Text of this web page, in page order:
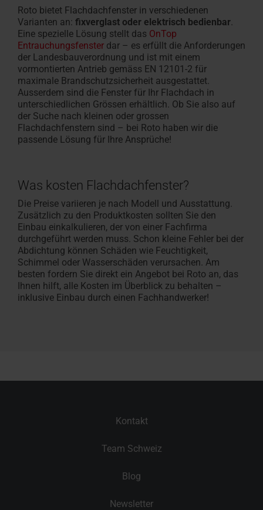
Roto bietet Flachdachfenster in verschiedenen
Varianten an: fixverglast oder elektrisch bedienbar.
Eine spezielle Lösung stellt das OnTop
Entrauchungsfenster dar – es erfüllt die Anforderungen
der Landesbauverordnung und ist mit einem
vormontierten Antrieb gemäss EN 12101-2 für
maximale Brandschutzsicherheit ausgestattet.
Ausserdem sind die Fenster für Ihr Flachdach in
unterschiedlichen Grössen erhältlich. Ob Sie also auf
der Suche nach kleinen oder grossen
Flachdachfenstern sind – bei Roto haben wir die
passende Lösung für Ihre Ansprüche!
Was kosten Flachdachfenster?
Die Preise variieren je nach Modell und Ausstattung.
Zusätzlich zu den Produktkosten sollten Sie den
Einbau einkalkulieren, der von einer Fachfirma
durchgeführt werden muss. Schon kleine Fehler bei der
Abdichtung können Schäden wie Feuchtigkeit,
Schimmel oder Wasserschäden verursachen. Am
besten fordern Sie direkt ein Angebot bei Roto an, das
Ihnen hilft, alle Kosten im Überblick zu behalten –
inklusive Einbau durch einen Fachhandwerker!
Kontakt
Team Schweiz
Blog
Newsletter